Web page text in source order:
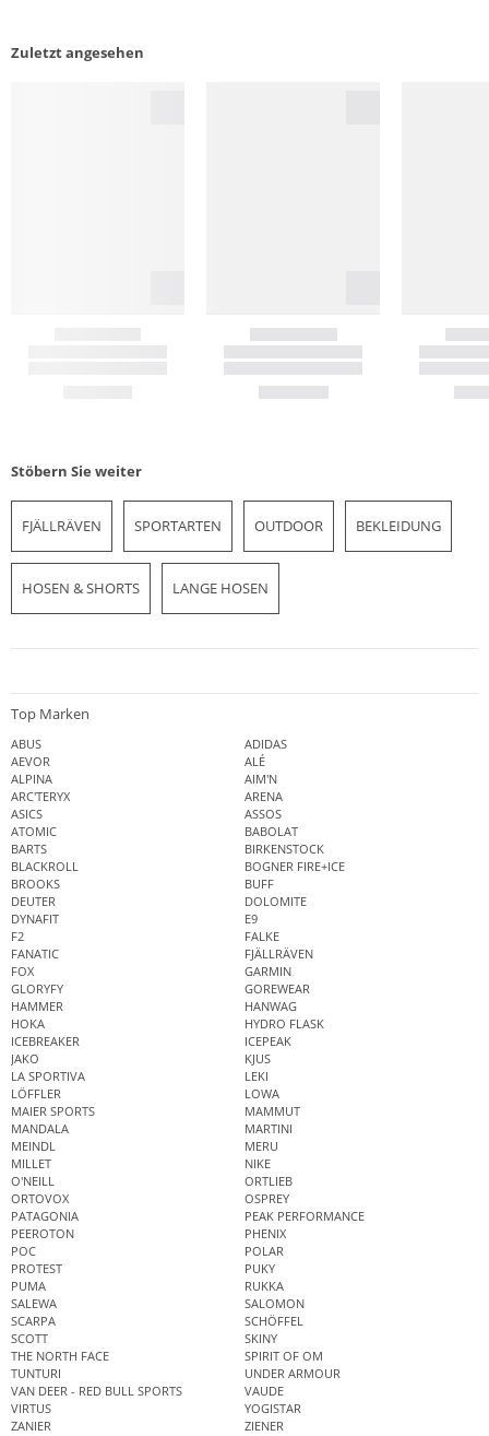
Zuletzt angesehen
Stöbern Sie weiter
FJÄLLRÄVEN SPORTARTEN OUTDOOR BEKLEIDUNG
HOSEN & SHORTS LANGE HOSEN
Top Marken
ABUS
ADIDAS
AEVOR
ALÉ
ALPINA
AIM'N
ARC'TERYX
ARENA
ASICS
ASSOS
ATOMIC
BABOLAT
BARTS
BIRKENSTOCK
BLACKROLL
BOGNER FIRE+ICE
BROOKS
BUFF
DEUTER
DOLOMITE
DYNAFIT
E9
F2
FALKE
FANATIC
FJÄLLRÄVEN
FOX
GARMIN
GLORYFY
GOREWEAR
HAMMER
HANWAG
HOKA
HYDRO FLASK
ICEBREAKER
ICEPEAK
JAKO
KJUS
LA SPORTIVA
LEKI
LÖFFLER
LOWA
MAIER SPORTS
MAMMUT
MANDALA
MARTINI
MEINDL
MERU
MILLET
NIKE
O'NEILL
ORTLIEB
ORTOVOX
OSPREY
PATAGONIA
PEAK PERFORMANCE
PEEROTON
PHENIX
POC
POLAR
PROTEST
PUKY
PUMA
RUKKA
SALEWA
SALOMON
SCARPA
SCHÖFFEL
SCOTT
SKINY
THE NORTH FACE
SPIRIT OF OM
TUNTURI
UNDER ARMOUR
VAN DEER - RED BULL SPORTS
VAUDE
VIRTUS
YOGISTAR
ZANIER
ZIENER